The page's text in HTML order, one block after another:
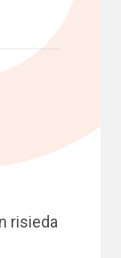
risieda